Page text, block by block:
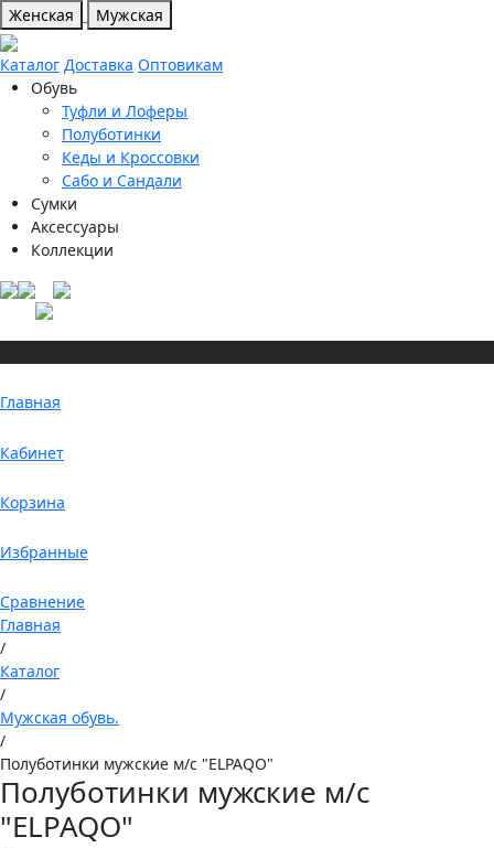
Женская Мужская
Каталог Доставка Оптовикам
Обувь
Туфли и Лоферы
Полуботинки
Кеды и Кроссовки
Сабо и Сандали
Сумки
Аксессуары
Коллекции
Главная
Кабинет
Корзина
Избранные
Сравнение
Главная
/
Каталог
/
Мужская обувь.
/
Полуботинки мужские м/с "ELPAQO"
Полуботинки мужские м/с
"ELPAQO"